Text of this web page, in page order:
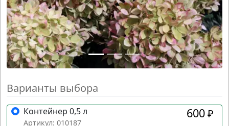
Варианты выбора
Контейнер 0,5 л
Артикул: 010187
600₽